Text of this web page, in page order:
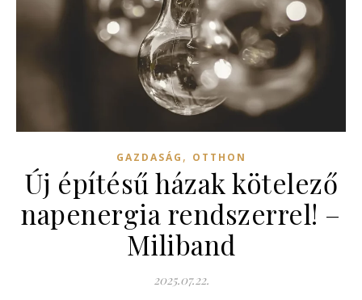
GAZDASÁG , OTTHON
Új építésű házak kötelező
napenergia rendszerrel! –
Miliband
2025.07.22.